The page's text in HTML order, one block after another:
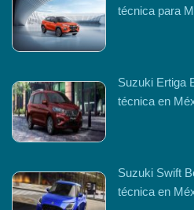
técnica para
Suzuki Ertiga
técnica en
Suzuki Swift
técnica en